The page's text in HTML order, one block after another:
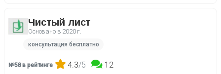
Чистый лист
Основано в 2020 г.
консультация бесплатно
№58 в рейтинге 4.3/5 12